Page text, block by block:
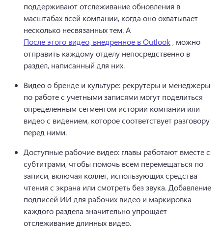
поддерживают отслеживание обновления в
масштабах всей компании, когда оно охватывает
несколько несвязанных тем. A
После этого видео, внедренное в Outlook , можно
отправить каждому отделу непосредственно в
раздел, написанный для них.
Видео о бренде и культуре: рекрутеры и менеджеры
по работе с учетными записями могут поделиться
определенным сегментом истории компании или
видео с видением, которое соответствует разговору
перед ними.
Доступные рабочие видео: главы работают вместе с
субтитрами, чтобы помочь всем перемещаться по
записи, включая коллег, использующих средства
чтения с экрана или смотреть без звука. Добавление
подписей ИИ для рабочих видео и маркировка
каждого раздела значительно упрощает
отслеживание длинных видео.